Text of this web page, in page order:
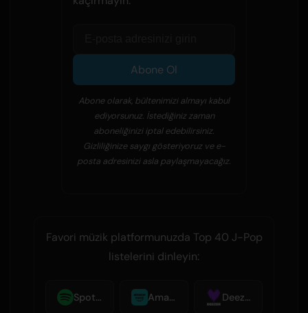
Abone Ol
Abone olarak, bültenimizi almayı kabul
ediyorsunuz. İstediğiniz zaman
aboneliğinizi iptal edebilirsiniz.
Gizliliğinize saygı gösteriyoruz ve e-
posta adresinizi asla paylaşmayacağız.
Favori müzik platformunuzda Top 40 J-Pop
listelerini dinleyin:
Spotify Amazon Music Deezer